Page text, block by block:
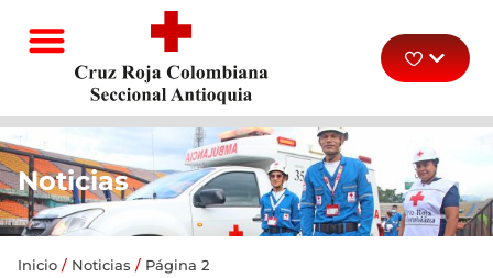
Noticias
Inicio / Noticias / Página 2